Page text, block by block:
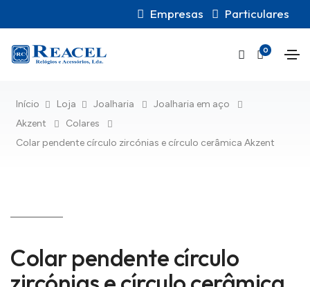
Empresas Particulares
0
Início Loja Joalharia
Joalharia em aço
Akzent
Colares
Colar pendente círculo zircónias e círculo cerâmica Akzent
Colar pendente círculo